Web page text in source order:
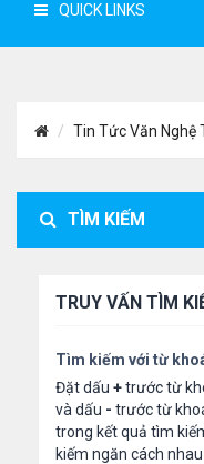
QUICK LINKS
Tin Tức Văn Nghệ
TÌM KIẾM
TRUY VẤN TÌM
Tìm kiếm với từ
Đặt dấu +trước từ
và dấu - trước từ
trong kết quả tìm
kiếm ngăn cách